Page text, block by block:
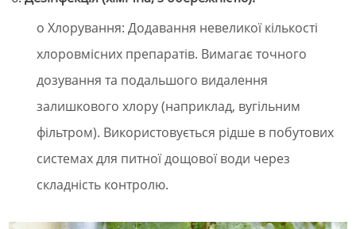
o Хлорування: Додавання невеликої кількості
хлоровмісних препаратів. Вимагає точного
дозування та подальшого видалення
залишкового хлору (наприклад, вугільним
фільтром). Використовується рідше в побутових
системах для питної дощової води через
складність контролю.